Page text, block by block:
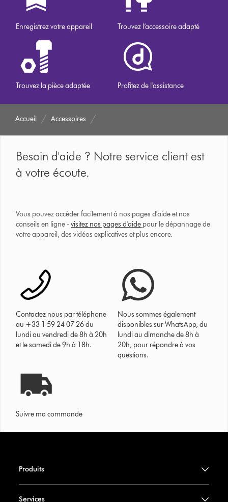
Enregistrez votre appareil Trouvez l’accessoire adapté
Trouvez la pièce adaptée Profitez de l'assistance
Accueil Accessoires
Besoin d'aide ? Notre service client est
à votre écoute.
Vous pouvez accéder facilement à nos pages d'aide et nos
conseils en ligne -visitez nos pages d'aide pour le dépannage de
votre appareil, des vidéos explicatives et plus encore.
Contactez nous par téléphone
au +33 1 59 24 07 26 du
lundi au vendredi de 8h à 20h
et le samedi de 9h à 18h.
Nous sommes également
disponibles sur WhatsApp, du
lundi au dimanche de 8h à
20h, pour répondre à vos
questions.
Suivre ma commande
Produits
Services